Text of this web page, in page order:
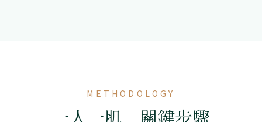
METHODOLOGY
一人一肌 關鍵步驟